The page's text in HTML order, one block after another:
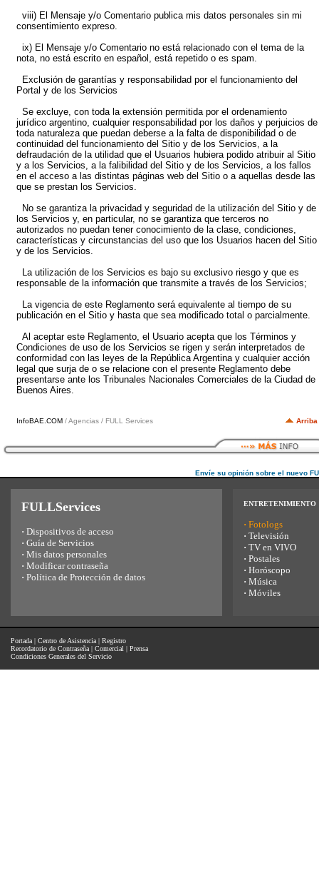
viii) El Mensaje y/o Comentario publica mis datos personales sin mi
consentimiento expreso.
ix) El Mensaje y/o Comentario no está relacionado con el tema de la
nota, no está escrito en español, está repetido o es spam.
Exclusión de garantías y responsabilidad por el funcionamiento del
Portal y de los Servicios
Se excluye, con toda la extensión permitida por el ordenamiento
jurídico argentino, cualquier responsabilidad por los daños y perjuicios de
toda naturaleza que puedan deberse a la falta de disponibilidad o de
continuidad del funcionamiento del Sitio y de los Servicios, a la
defraudación de la utilidad que el Usuarios hubiera podido atribuir al Sitio
y a los Servicios, a la falibilidad del Sitio y de los Servicios, a los fallos
en el acceso a las distintas páginas web del Sitio o a aquellas desde las
que se prestan los Servicios.
No se garantiza la privacidad y seguridad de la utilización del Sitio y de
los Servicios y, en particular, no se garantiza que terceros no
autorizados no puedan tener conocimiento de la clase, condiciones,
características y circunstancias del uso que los Usuarios hacen del Sitio
y de los Servicios.
La utilización de los Servicios es bajo su exclusivo riesgo y que es
responsable de la información que transmite a través de los Servicios;
La vigencia de este Reglamento será equivalente al tiempo de su
publicación en el Sitio y hasta que sea modificado total o parcialmente.
Al aceptar este Reglamento, el Usuario acepta que los Términos y
Condiciones de uso de los Servicios se rigen y serán interpretados de
conformidad con las leyes de la República Argentina y cualquier acción
legal que surja de o se relacione con el presente Reglamento debe
presentarse ante los Tribunales Nacionales Comerciales de la Ciudad de
Buenos Aires.
InfoBAE.COM / Agencias / FULL Services Arriba
Envíe su opinión sobre el nuevo
FULLServices
· Dispositivos de acceso
· Guía de Servicios
· Mis datos personales
· Modificar contraseña
· Política de Protección de datos
ENTRETENIMIENTO
· Fotologs
· Televisión
· TV en VIVO
· Postales
· Horóscopo
· Música
· Móviles
Portada | Centro de Asistencia | Registro
Recordatorio de Contraseña | Comercial | Prensa
Condiciones Generales del Servicio